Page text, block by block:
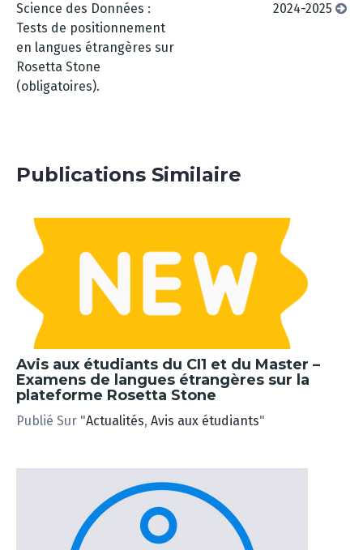
Science des Données :
Tests de positionnement
en langues étrangères sur
Rosetta Stone
(obligatoires).
2024-2025
Publications Similaire
Avis aux étudiants du CI1 et du Master –
Examens de langues étrangères sur la
plateforme Rosetta Stone
Publié Sur "Actualités, Avis aux étudiants"